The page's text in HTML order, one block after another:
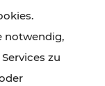
viele
Fahrplan-
erreichbar.
notwendig,
zu